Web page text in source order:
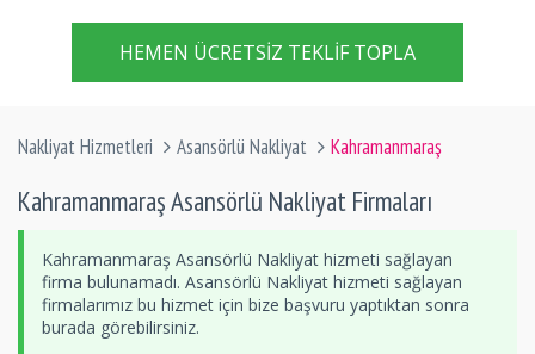
HEMEN ÜCRETSIZ TEKLIF TOPLA
Nakliyat Hizmetleri Asansörlü Nakliyat Kahramanmaraş
Kahramanmaraş Asansörlü Nakliyat Firmaları
Kahramanmaraş Asansörlü Nakliyat hizmeti sağlayan
firma bulunamadı. Asansörlü Nakliyat hizmeti sağlayan
firmalarımız bu hizmet için bize başvuru yaptıktan sonra
burada görebilirsiniz.